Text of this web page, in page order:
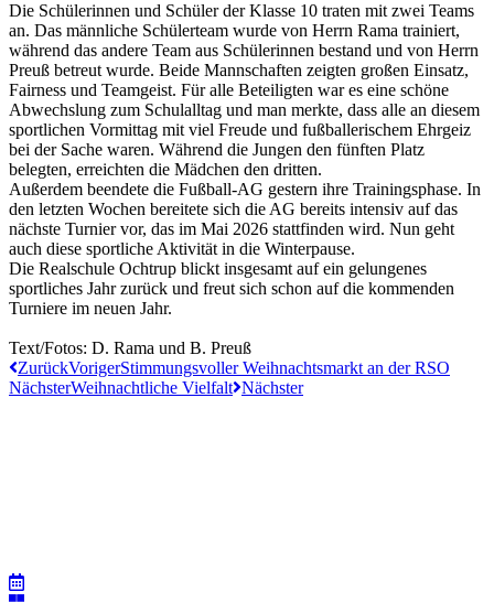
Die Schülerinnen und Schüler der Klasse 10 traten mit zwei Teams
an. Das männliche Schülerteam wurde von Herrn Rama trainiert,
während das andere Team aus Schülerinnen bestand und von Herrn
Preuß betreut wurde. Beide Mannschaften zeigten großen Einsatz,
Fairness und Teamgeist. Für alle Beteiligten war es eine schöne
Abwechslung zum Schulalltag und man merkte, dass alle an diesem
sportlichen Vormittag mit viel Freude und fußballerischem Ehrgeiz
bei der Sache waren. Während die Jungen den fünften Platz
belegten, erreichten die Mädchen den dritten.
Außerdem beendete die Fußball-AG gestern ihre Trainingsphase. In
den letzten Wochen bereitete sich die AG bereits intensiv auf das
nächste Turnier vor, das im Mai 2026 stattfinden wird. Nun geht
auch diese sportliche Aktivität in die Winterpause.
Die Realschule Ochtrup blickt insgesamt auf ein gelungenes
sportliches Jahr zurück und freut sich schon auf die kommenden
Turniere im neuen Jahr.
Text/Fotos: D. Rama und B. Preuß
ZurückVorigerStimmungsvoller Weihnachtsmarkt an der RSO
NächsterWeihnachtliche Vielfalt Nächster